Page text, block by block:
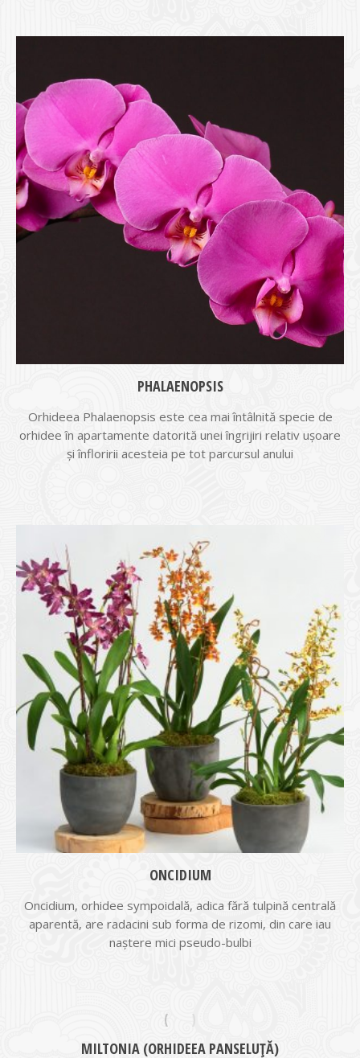
PHALAENOPSIS
Orhideea Phalaenopsis este cea mai întâlnită specie de
orhidee în apartamente datorită unei îngrijiri relativ ușoare
și înfloririi acesteia pe tot parcursul anului
ONCIDIUM
Oncidium, orhidee sympoidală, adica fără tulpină centrală
aparentă, are radacini sub forma de rizomi, din care iau
naștere mici pseudo-bulbi
MILTONIA (ORHIDEEA PANSELUȚĂ)